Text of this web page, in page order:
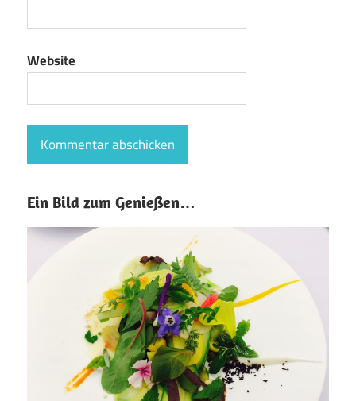
Website
Ein Bild zum Genießen…